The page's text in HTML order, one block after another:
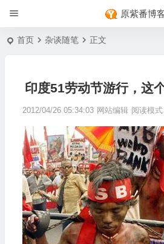
原紫番博
首页 杂谈随笔 正文
印度51劳动节游行，这
2012/04/26 05:34:03 网站编辑 阅读模式